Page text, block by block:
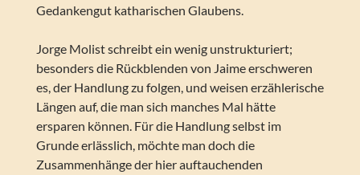
Gedankengut katharischen Glaubens.
Jorge Molist schreibt ein wenig unstrukturiert;
besonders die Rückblenden von Jaime erschweren
es, der Handlung zu folgen, und weisen erzählerische
Längen auf, die man sich manches Mal hätte
ersparen können. Für die Handlung selbst im
Grunde erlässlich, möchte man doch die
Zusammenhänge der hier auftauchenden